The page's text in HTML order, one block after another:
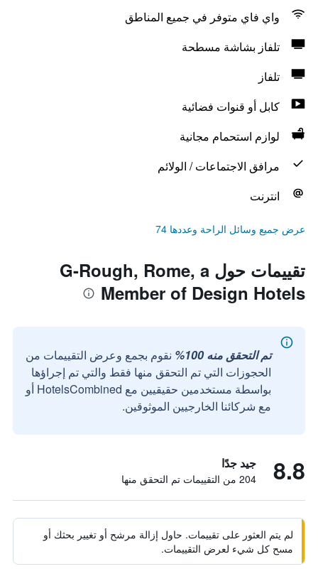
واي فاي متوفر في جميع المناطق
تلفاز بشاشة مسطحة
تلفاز
كابل أو قنوات فضائية
لوازم استحمام مجانية
مرافق الاجتماعات / الولائم
انترنت
عرض جميع وسائل الراحة وعددها 74
تقييمات حول G-Rough, Rome, a
Member of Design Hotels
تم التحقق منه 100%
نقوم بجمع وعرض التقييمات من
الحجوزات التي تم التحقق منها فقط والتي تم إجراؤها
بواسطة مستخدمين حقيقيين مع HotelsCombined أو
مع شركائنا الخارجيين الموثوقين.
8.8 جيد جدًا
204 من التقييمات تم التحقق منها
لم يتم العثور على تقييمات. حاول إزالة مرشح أو تغيير بحثك أو
مسح كل شيء لعرض التقييمات.